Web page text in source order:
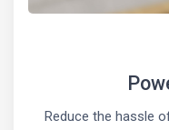
Reduce the hassle